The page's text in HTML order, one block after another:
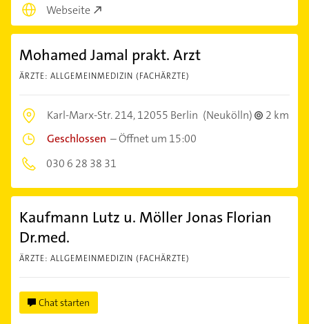
Webseite
Mohamed Jamal prakt. Arzt
ÄRZTE: ALLGEMEINMEDIZIN (FACHÄRZTE)
Karl-Marx-Str. 214,12055 Berlin (Neukölln)
2 km
Geschlossen –Öffnet um 15:00
030 6 28 38 31
Kaufmann Lutz u. Möller Jonas Florian
Dr.med.
ÄRZTE: ALLGEMEINMEDIZIN (FACHÄRZTE)
Chat starten